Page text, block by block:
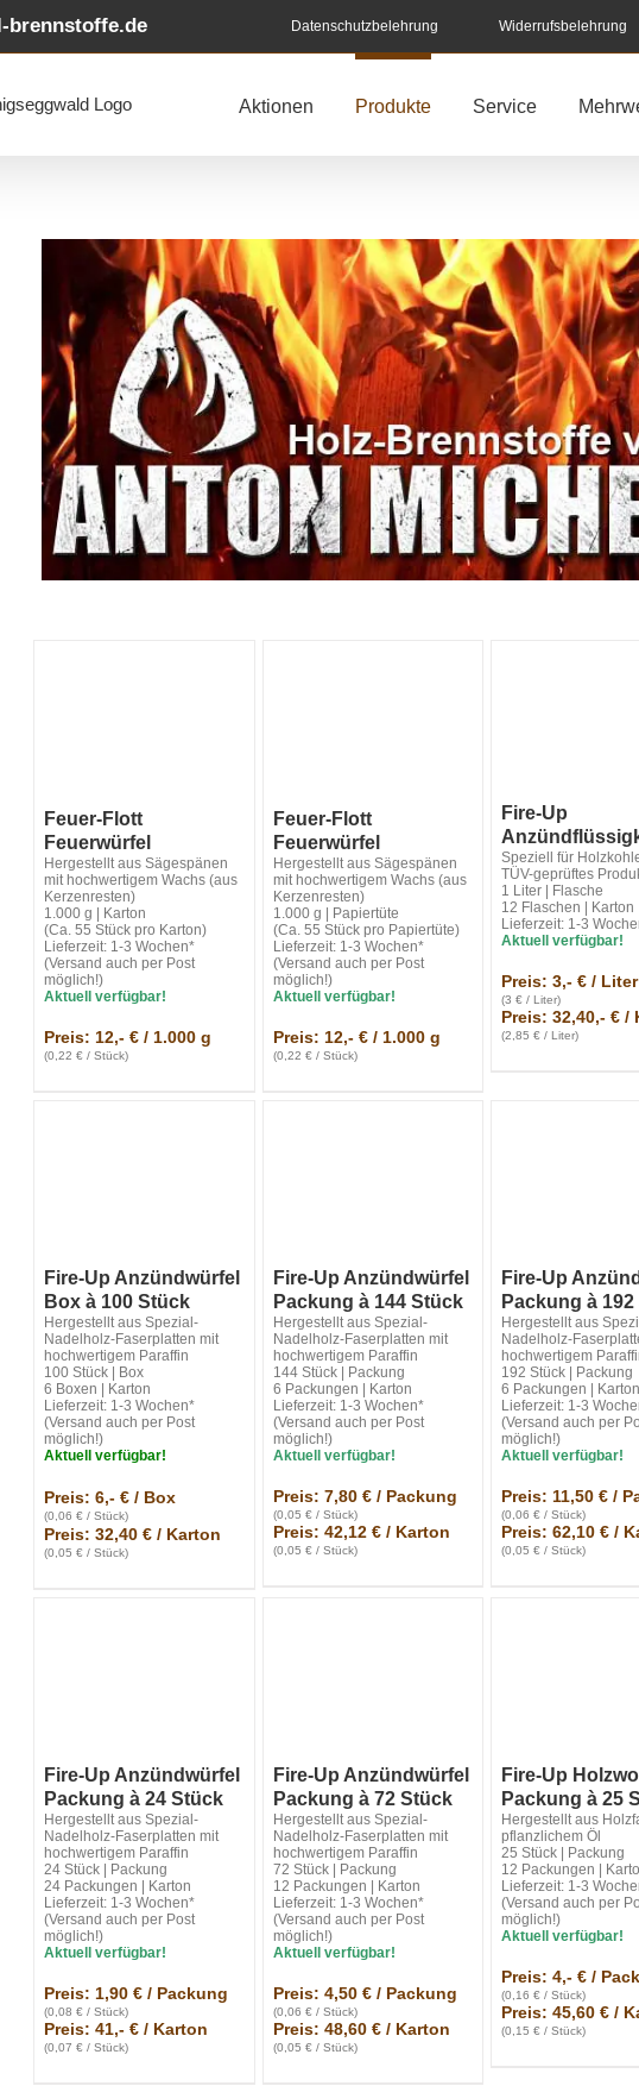
brennstoffe.de Datenschutzbelehrung Widerrufsbelehrung
Aktionen Produkte Service
Feuer-Flott
Feuerwürfel
Hergestellt aus Sägespänen
mit hochwertigem Wachs (aus
Kerzenresten)
1.000 g | Karton
(Ca. 55 Stück pro Karton)
Lieferzeit: 1-3 Wochen*
(Versand auch per Post
möglich!)
Aktuell verfügbar!
Preis: 12,- € / 1.000 g
(0,22 € / Stück)
Feuer-Flott
Feuerwürfel
Hergestellt aus Sägespänen
mit hochwertigem Wachs (aus
Kerzenresten)
1.000 g | Papiertüte
(Ca. 55 Stück pro Papiertüte)
Lieferzeit: 1-3 Wochen*
(Versand auch per Post
möglich!)
Aktuell verfügbar!
Preis: 12,- € / 1.000 g
(0,22 € / Stück)
Fire-Up
Speziell für
TÜV-geprüftes
1 Liter | Flasche
12 Flaschen | Karton
Lieferzeit: 1-3
Aktuell verfügbar!
Preis: 3,- € / Liter
(3 € / Liter)
Preis: 32,40,- € /
(2,85 € / Liter)
Fire-Up Anzündwürfel
Box à 100 Stück
Hergestellt aus Spezial-
Nadelholz-Faserplatten mit
hochwertigem Paraffin
100 Stück | Box
6 Boxen | Karton
Lieferzeit: 1-3 Wochen*
(Versand auch per Post
möglich!)
Aktuell verfügbar!
Preis: 6,- € / Box
(0,06 € / Stück)
Preis: 32,40 € / Karton
(0,05 € / Stück)
Fire-Up Anzündwürfel
Packung à 144 Stück
Hergestellt aus Spezial-
Nadelholz-Faserplatten mit
hochwertigem Paraffin
144 Stück | Packung
6 Packungen | Karton
Lieferzeit: 1-3 Wochen*
(Versand auch per Post
möglich!)
Aktuell verfügbar!
Preis: 7,80 € / Packung
(0,05 € / Stück)
Preis: 42,12 € / Karton
(0,05 € / Stück)
Fire-Up
Packung à
Hergestellt aus
Nadelholz-
hochwertigem
192 Stück | Packung
6 Packungen | Karton
Lieferzeit: 1-3
(Versand auch per
möglich!)
Aktuell verfügbar!
Preis: 11,50 € /
(0,06 € / Stück)
Preis: 62,10 € /
(0,05 € / Stück)
Fire-Up Anzündwürfel
Packung à 24 Stück
Hergestellt aus Spezial-
Nadelholz-Faserplatten mit
hochwertigem Paraffin
24 Stück | Packung
24 Packungen | Karton
Lieferzeit: 1-3 Wochen*
(Versand auch per Post
möglich!)
Aktuell verfügbar!
Preis: 1,90 € / Packung
(0,08 € / Stück)
Preis: 41,- € / Karton
(0,07 € / Stück)
Fire-Up Anzündwürfel
Packung à 72 Stück
Hergestellt aus Spezial-
Nadelholz-Faserplatten mit
hochwertigem Paraffin
72 Stück | Packung
12 Packungen | Karton
Lieferzeit: 1-3 Wochen*
(Versand auch per Post
möglich!)
Aktuell verfügbar!
Preis: 4,50 € / Packung
(0,06 € / Stück)
Preis: 48,60 € / Karton
(0,05 € / Stück)
Fire-Up
Packung à 25
Hergestellt aus
pflanzlichem Öl
25 Stück | Packung
12 Packungen |
Lieferzeit: 1-3
(Versand auch per
möglich!)
Aktuell verfügbar!
Preis: 4,- € /
(0,16 € / Stück)
Preis: 45,60 € /
(0,15 € / Stück)